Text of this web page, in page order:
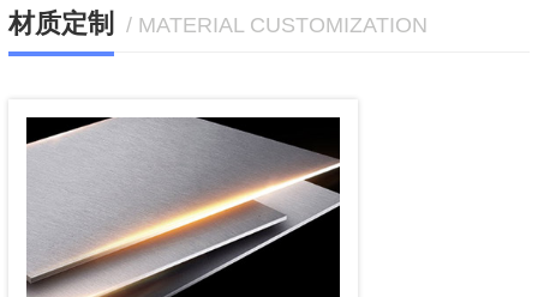
材质定制 / MATERIAL CUSTOMIZATION